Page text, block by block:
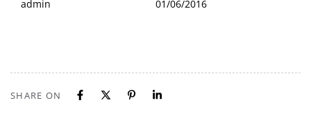
admin 01/06/2016
SHARE ON